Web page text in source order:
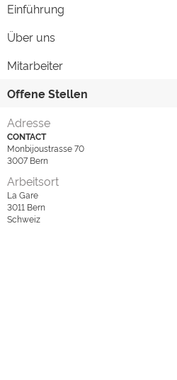
Einführung
Über uns
Mitarbeiter
Offene Stellen
Adresse
CONTACT
Monbijoustrasse 70
3007 Bern
Arbeitsort
La Gare
3011 Bern
Schweiz